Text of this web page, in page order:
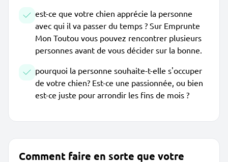
est-ce que votre chien apprécie la personne
avec qui il va passer du temps ? Sur Emprunte
Mon Toutou vous pouvez rencontrer plusieurs
personnes avant de vous décider sur la bonne.
pourquoi la personne souhaite-t-elle s'occuper
de votre chien? Est-ce une passionnée, ou bien
est-ce juste pour arrondir les fins de mois ?
Comment faire en sorte que votre